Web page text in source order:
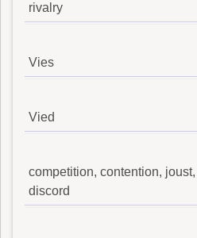
rivalry
Vies
Vied
competition, contention,
discord